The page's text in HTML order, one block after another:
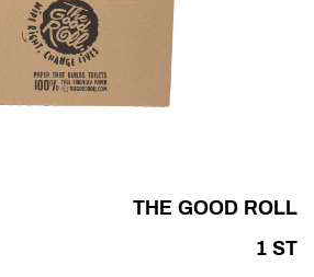
THE GOOD ROLL
1 ST